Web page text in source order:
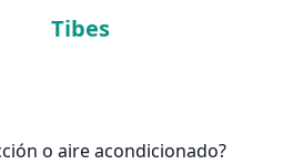
Tibes
o aire acondicionado?